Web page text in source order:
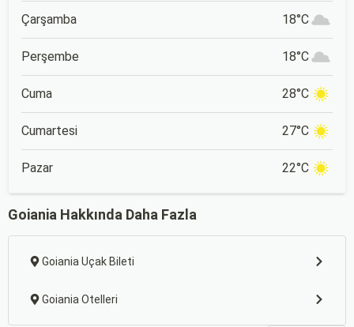
Çarşamba 18°C
Perşembe 18°C
Cuma 28°C
Cumartesi 27°C
Pazar 22°C
Goiania Hakkında Daha Fazla
Goiania Uçak Bileti
Goiania Otelleri